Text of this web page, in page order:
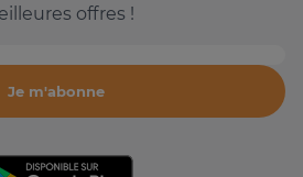
offres !
Je m'abonne